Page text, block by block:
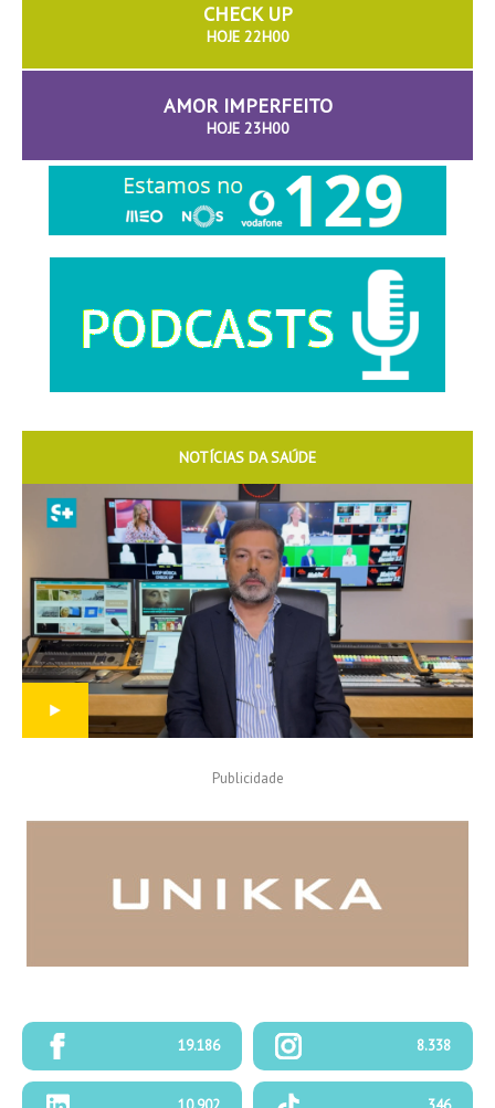
CHECK UP
HOJE 22H00
AMOR IMPERFEITO
HOJE 23H00
NOTÍCIAS DA SAÚDE
Publicidade
PROGRAMAÇÃO
17H00 Geração Z -T01 E01
19.186 8.338